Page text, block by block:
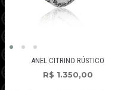
ANEL CITRINO RÚSTICO
R$ 1.350,00